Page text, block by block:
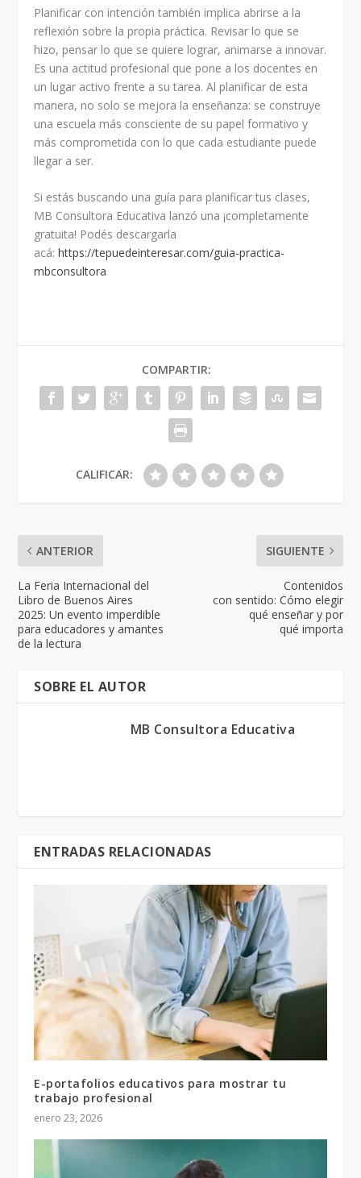
Planificar con intención también implica abrirse a la
reflexión sobre la propia práctica. Revisar lo que se
hizo, pensar lo que se quiere lograr, animarse a innovar.
Es una actitud profesional que pone a los docentes en
un lugar activo frente a su tarea. Al planificar de esta
manera, no solo se mejora la enseñanza: se construye
una escuela más consciente de su papel formativo y
más comprometida con lo que cada estudiante puede
llegar a ser.
Si estás buscando una guía para planificar tus clases,
MB Consultora Educativa lanzó una ¡completamente
gratuita! Podés descargarla
acá:https://tepuedeinteresar.com/guia-practica-
mbconsultora
COMPARTIR:
CALIFICAR:
ANTERIOR
La Feria Internacional del
Libro de Buenos Aires
2025: Un evento imperdible
para educadores y amantes
de la lectura
SIGUIENTE
Contenidos
con sentido: Cómo elegir
qué enseñar y por
qué importa
SOBRE EL AUTOR
MB Consultora Educativa
ENTRADAS RELACIONADAS
E-portafolios educativos para mostrar tu
trabajo profesional
enero 23, 2026